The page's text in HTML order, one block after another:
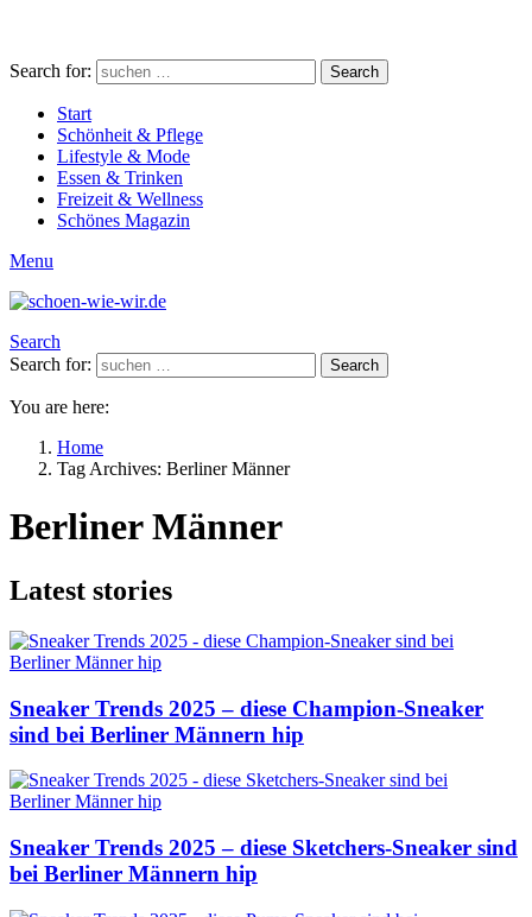
Search for: Search
Start
Schönheit & Pflege
Lifestyle & Mode
Essen & Trinken
Freizeit & Wellness
Schönes Magazin
Menu
Search
Search for:
Search
You are here:
Home
Tag Archives: Berliner Männer
Berliner Männer
Latest stories
Sneaker Trends 2025 – diese Champion-Sneaker
sind bei Berliner Männern hip
Sneaker Trends 2025 – diese Sketchers-Sneaker sind
bei Berliner Männern hip